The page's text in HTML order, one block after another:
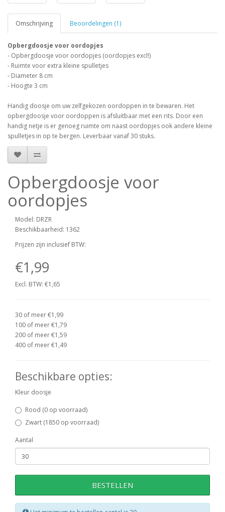
Omschrijving Beoordelingen (1)
Opbergdoosje voor oordopjes
- Opbergdoosje voor oordopjes (oordopjes excl!)
- Ruimte voor extra kleine spulletjes
- Diameter 8 cm
- Hoogte 3 cm
Handig doosje om uw zelfgekozen oordoppen in te bewaren. Het
opbergdoosje voor oordoppen is afsluitbaar met een rits. Door een
handig netje is er genoeg ruimte om naast oordopjes ook andere kleine
spulletjes in op te bergen. Leverbaar vanaf 30 stuks.
Opbergdoosje voor
oordopjes
Model: DRZR
Beschikbaarheid: 1362
Prijzen zijn inclusief BTW:
€1,99
Excl. BTW: €1,65
30 of meer €1,99
100 of meer €1,79
200 of meer €1,59
400 of meer €1,49
Beschikbare opties:
Kleur doosje
Rood (0 op voorraad)
Zwart (1850 op voorraad)
Aantal
BESTELLEN